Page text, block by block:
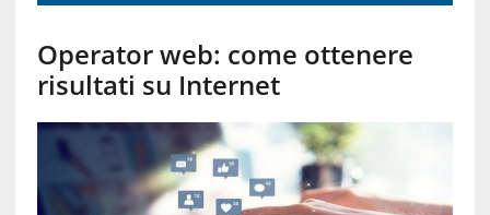
Operator web: come ottenere
risultati su Internet